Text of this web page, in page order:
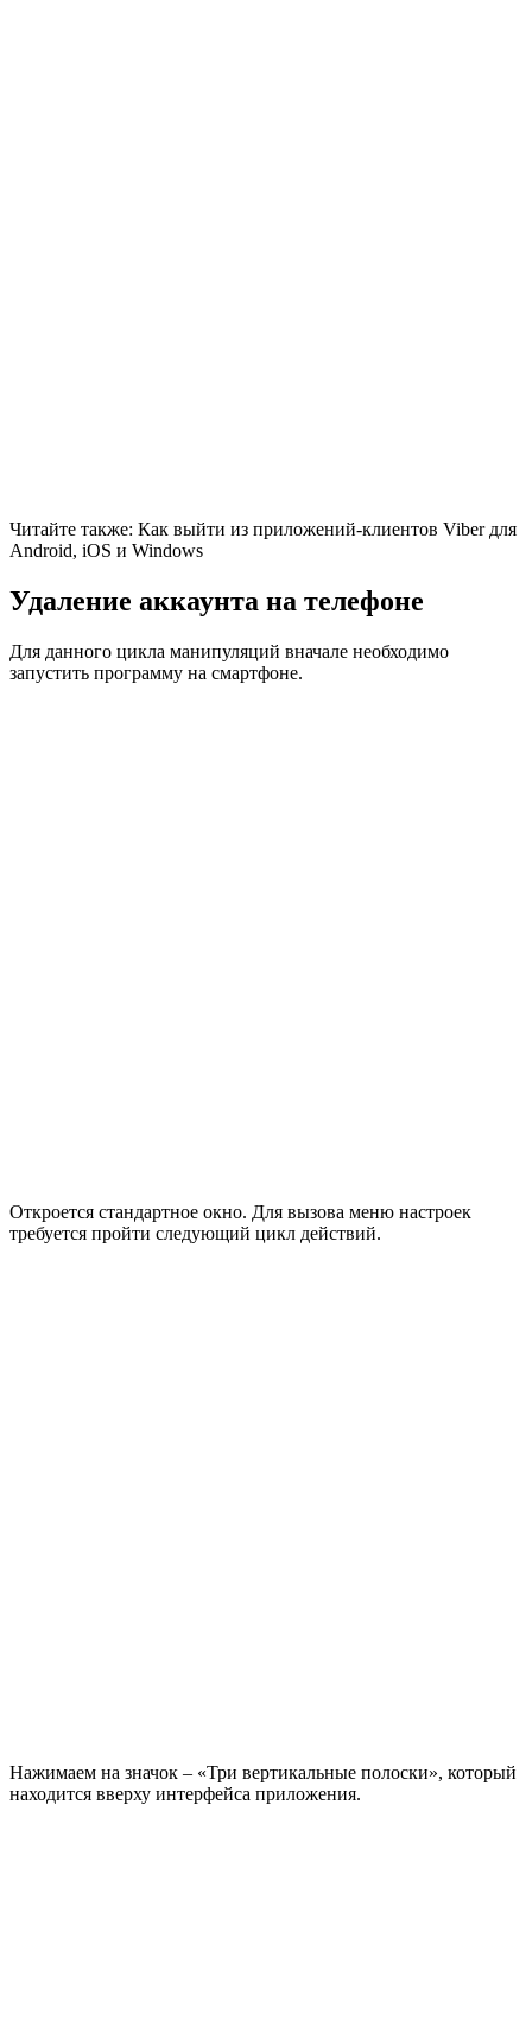
Читайте также: Как выйти из приложений-клиентов Viber для
Android, iOS и Windows
Удаление аккаунта на телефоне
Для данного цикла манипуляций вначале необходимо
запустить программу на смартфоне.
Откроется стандартное окно. Для вызова меню настроек
требуется пройти следующий цикл действий.
Нажимаем на значок – «Три вертикальные полоски», который
находится вверху интерфейса приложения.